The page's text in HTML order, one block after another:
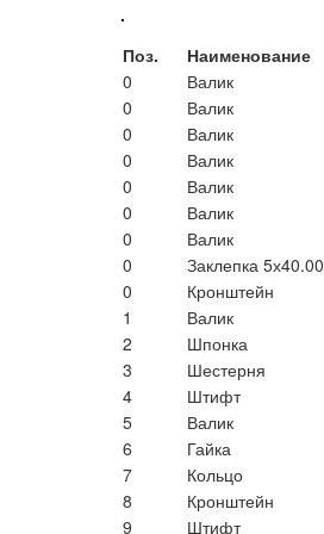
Поз. Наименование
0
Валик
0
Валик
0
Валик
0
Валик
0
Валик
0
Валик
0
Валик
0
Заклепка 5х40.00
0
Кронштейн
1
Валик
2
Шпонка
3
Шестерня
4
Штифт
5
Валик
6
Гайка
7
Кольцо
8
Кронштейн
9
Штифт